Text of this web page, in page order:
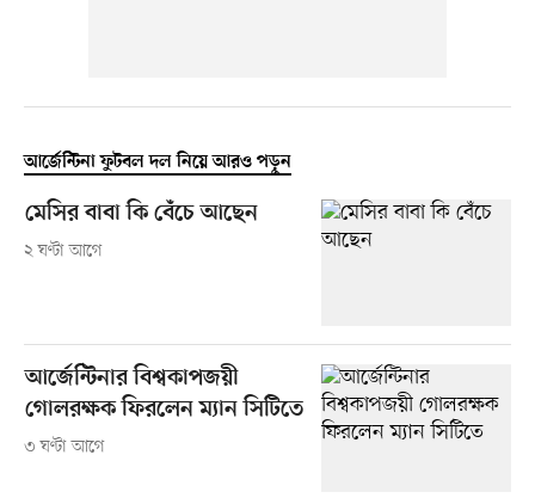
আর্জেন্টিনা ফুটবল দল নিয়ে আরও পড়ুন
মেসির বাবা কি বেঁচে আছেন
২ ঘণ্টা আগে
আর্জেন্টিনার বিশ্বকাপজয়ী
গোলরক্ষক ফিরলেন ম্যান সিটিতে
৩ ঘণ্টা আগে